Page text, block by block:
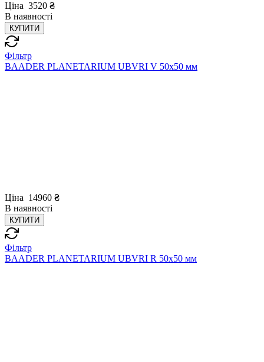
Ціна 3520 ₴
В наявності
КУПИТИ
Фільтр
BAADER PLANETARIUM UBVRI V 50x50 мм
Ціна 14960 ₴
В наявності
КУПИТИ
Фільтр
BAADER PLANETARIUM UBVRI R 50x50 мм